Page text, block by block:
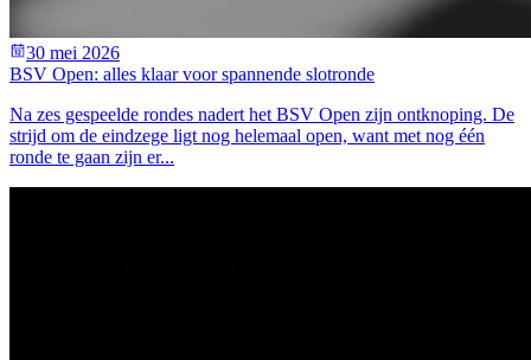
30 mei 2026
BSV Open: alles klaar voor spannende slotronde
Na zes gespeelde rondes nadert het BSV Open zijn ontknoping. De
strijd om de eindzege ligt nog helemaal open, want met nog één
ronde te gaan zijn er...